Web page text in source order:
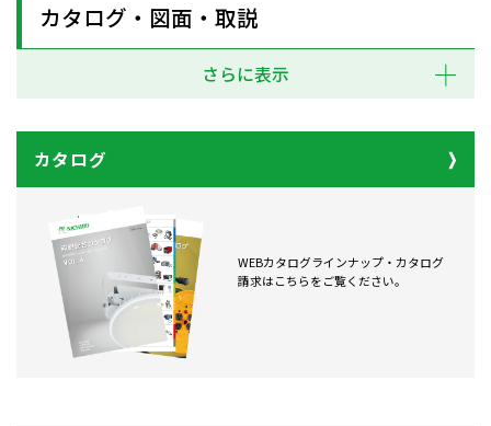
カタログ・図面・取説
さらに表示
カタログ
WEBカタログラインナップ・カタログ
請求はこちらをご覧ください。